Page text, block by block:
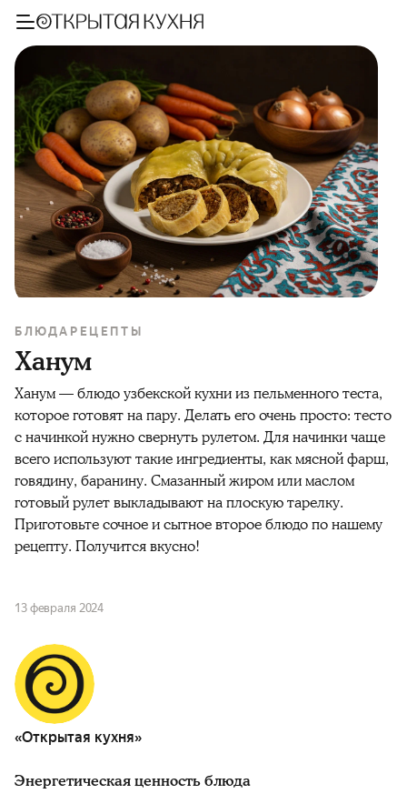
БЛЮДА РЕЦЕПТЫ
Ханум
Ханум — блюдо узбекской кухни из пельменного теста,
которое готовят на пару. Делать его очень просто: тесто
с начинкой нужно свернуть рулетом. Для начинки чаще
всего используют такие ингредиенты, как мясной фарш,
говядину, баранину. Смазанный жиром или маслом
готовый рулет выкладывают на плоскую тарелку.
Приготовьте сочное и сытное второе блюдо по нашему
рецепту. Получится вкусно!
13 февраля 2024
«Открытая кухня»
Энергетическая ценность блюда